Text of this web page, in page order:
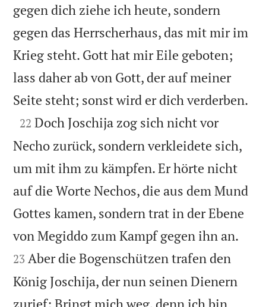
gegen dich ziehe ich heute, sondern
gegen das Herrscherhaus, das mit mir im
Krieg steht. Gott hat mir Eile geboten;
lass daher ab von Gott, der auf meiner
Seite steht; sonst wird er dich verderben.

22 Doch Joschija zog sich nicht vor
Necho zurück, sondern verkleidete sich,
um mit ihm zu kämpfen. Er hörte nicht
auf die Worte Nechos, die aus dem Mund
Gottes kamen, sondern trat in der Ebene
von Megiddo zum Kampf gegen ihn an.
23 Aber die Bogenschützen trafen den
König Joschija, der nun seinen Dienern